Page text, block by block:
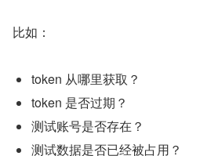
比如：
token 从哪里获取？
token 是否过期？
测试账号是否存在？
测试数据是否已经被占用？